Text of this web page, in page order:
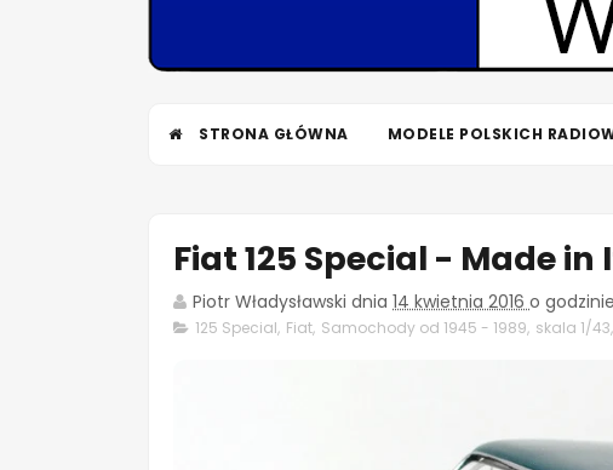
e
STRONA GŁÓWNA MODELE POLSKICH
Fiat 125 Special - Made in
Piotr Władysławski dnia 14 kwietnia 2016o godzinie
125 Special, Fiat, Samochody od 1945 - 1989, skala 1/43,